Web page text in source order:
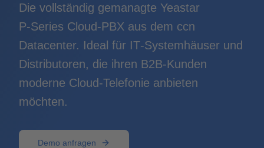
Die vollständig gemanagte Yeastar
P‑Series Cloud-PBX aus dem ccn
Datacenter. Ideal für IT‑Systemhäuser und
Distributoren, die ihren B2B-Kunden
moderne Cloud-Telefonie anbieten
möchten.
Demo anfragen